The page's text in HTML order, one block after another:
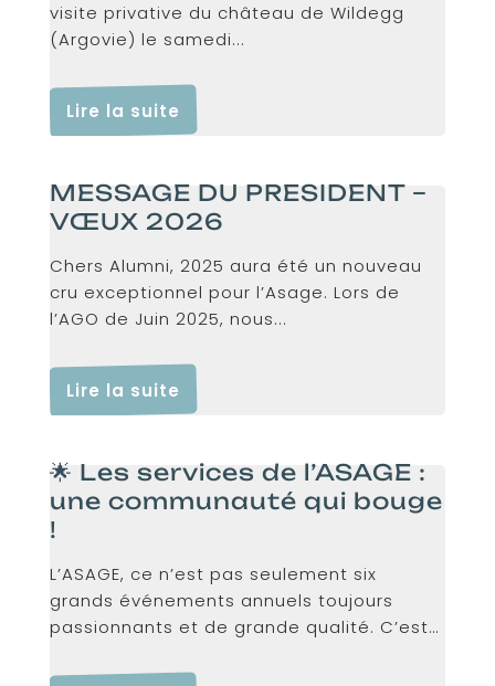
visite privative du château de Wildegg
(Argovie) le samedi...
Lire la suite
MESSAGE DU PRESIDENT –
VŒUX 2026
Chers Alumni, 2025 aura été un nouveau
cru exceptionnel pour l’Asage. Lors de
l’AGO de Juin 2025, nous...
Lire la suite
🌟 Les services de l’ASAGE :
une communauté qui bouge
!
L’ASAGE, ce n’est pas seulement six
grands événements annuels toujours
passionnants et de grande qualité. C’est